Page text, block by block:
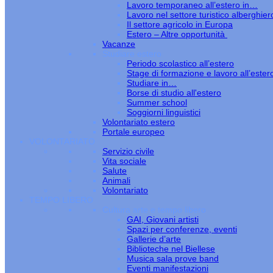
Lavoro temporaneo all’estero in…
Lavoro nel settore turistico
Il settore agricolo in Europa
Estero – Altre opportunità
Vacanze
Studiare estero
Periodo scolastico all’estero
Stage di formazione e lavoro
Studiare in…
Borse di studio all'estero
Summer school
Soggiorni linguistici
Volontariato estero
Portale europeo
VOLONTARIATO
Servizio civile
Vita sociale
Salute
Animali
Volontariato
TEMPO LIBERO
Cultura arte e tempo libero
GAI, Giovani artisti
Spazi per conferenze, eventi
Gallerie d’arte
Biblioteche nel Biellese
Musica sala prove band
Eventi manifestazioni